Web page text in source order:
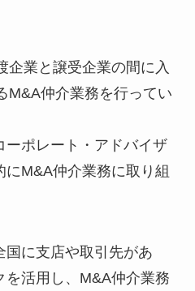
企業と譲受企業の間に入
M&A仲介業務を行ってい
ーポレート・アドバイザ
にM&A仲介業務に取り組
国に支店や取引先があ
を活用し、M&A仲介業務